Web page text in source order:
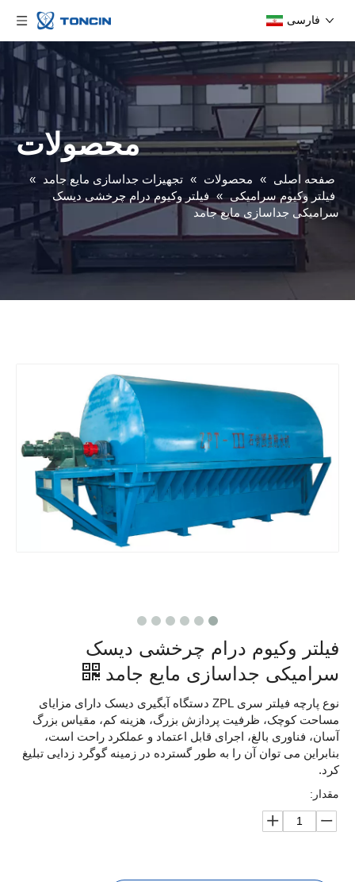
فارسی
محصولات
صفحه اصلی » محصولات » تجهیزات جداسازی مایع جامد »
فیلتر وکیوم سرامیکی » فیلتر وکیوم درام چرخشی دیسک
سرامیکی جداسازی مایع جامد
فیلتر وکیوم درام چرخشی دیسک
سرامیکی جداسازی مایع جامد
نوع پارچه فیلتر سری ZPL دستگاه آبگیری دیسک دارای مزایای
مساحت کوچک، ظرفیت پردازش بزرگ، هزینه کم، مقیاس بزرگ
آسان، فناوری بالغ، اجرای قابل اعتماد و عملکرد راحت است،
بنابراین می توان آن را به طور گسترده در زمینه گوگرد زدایی تبلیغ
کرد.
مقدار: